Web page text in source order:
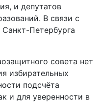
и депутатов
В связи с
Петербурга
совета нет
избирательных
подсчёта
и для уверенности в